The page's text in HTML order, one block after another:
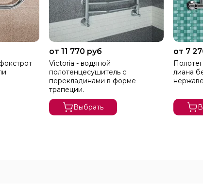
от 11 770 руб
Victoria - водяной
полотенцесушитель c
перекладинами в форме
трапеции.
Выбрать
от 7
лиана